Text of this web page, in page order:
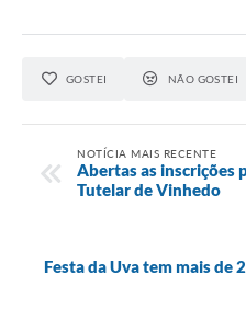
GOSTEI NÃO GOSTEI
NOTÍCIA MAIS RECENTE
Abertas as inscrições
Tutelar de Vinhedo
Festa da Uva tem mais de